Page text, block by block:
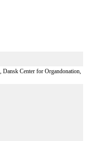
Center for Organdonation,